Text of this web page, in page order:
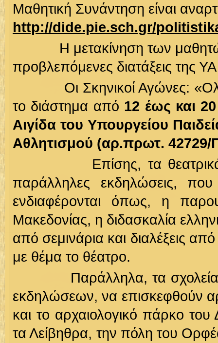
Μαθητική Συνάντηση είναι
http://dide.pie.sch.gr/
Η μετακίνηση των
προβλεπόμενες διατάξεις της
Οι Σκηνικοί Αγώνες:
το διάστημα από 12 έως και
Αιγίδα του Υπουργείου
Αθλητισμού (αρ.πρωτ. 42729/
Επίσης, τα θεατρικά
παράλληλες εκδηλώσεις,
ενδιαφέρονται όπως, η
Μακεδονίας, η διδασκαλία
από σεμινάρια και διαλέξεις
με θέμα το θέατρο.
Παράλληλα, τα σχολεία θα
εκδηλώσεων, να επισκεφθούν
και το αρχαιολογικό πάρκο
τα Λείβηθρα, την πόλη του